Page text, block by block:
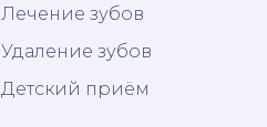
Лечение зубов
Удаление зубов
Детский приём